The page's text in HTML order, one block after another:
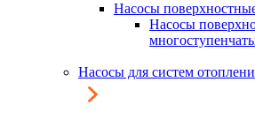
Насосы
Насосы
Насосы для систем